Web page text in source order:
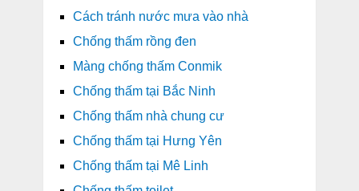
Cách tránh nước mưa vào nhà
Chống thấm rồng đen
Màng chống thấm Conmik
Chống thấm tại Bắc Ninh
Chống thấm nhà chung cư
Chống thấm tại Hưng Yên
Chống thấm tại Mê Linh